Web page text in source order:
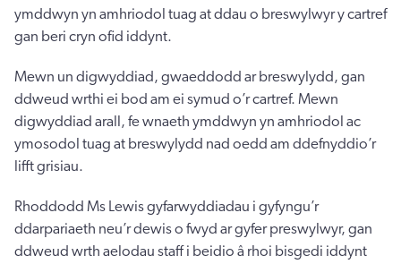
ymddwyn yn amhriodol tuag at ddau o breswylwyr y cartref
gan beri cryn ofid iddynt.
Mewn un digwyddiad, gwaeddodd ar breswylydd, gan
ddweud wrthi ei bod am ei symud o’r cartref. Mewn
digwyddiad arall, fe wnaeth ymddwyn yn amhriodol ac
ymosodol tuag at breswylydd nad oedd am ddefnyddio’r
lifft grisiau.
Rhoddodd Ms Lewis gyfarwyddiadau i gyfyngu’r
ddarpariaeth neu’r dewis o fwyd ar gyfer preswylwyr, gan
ddweud wrth aelodau staff i beidio â rhoi bisgedi iddynt